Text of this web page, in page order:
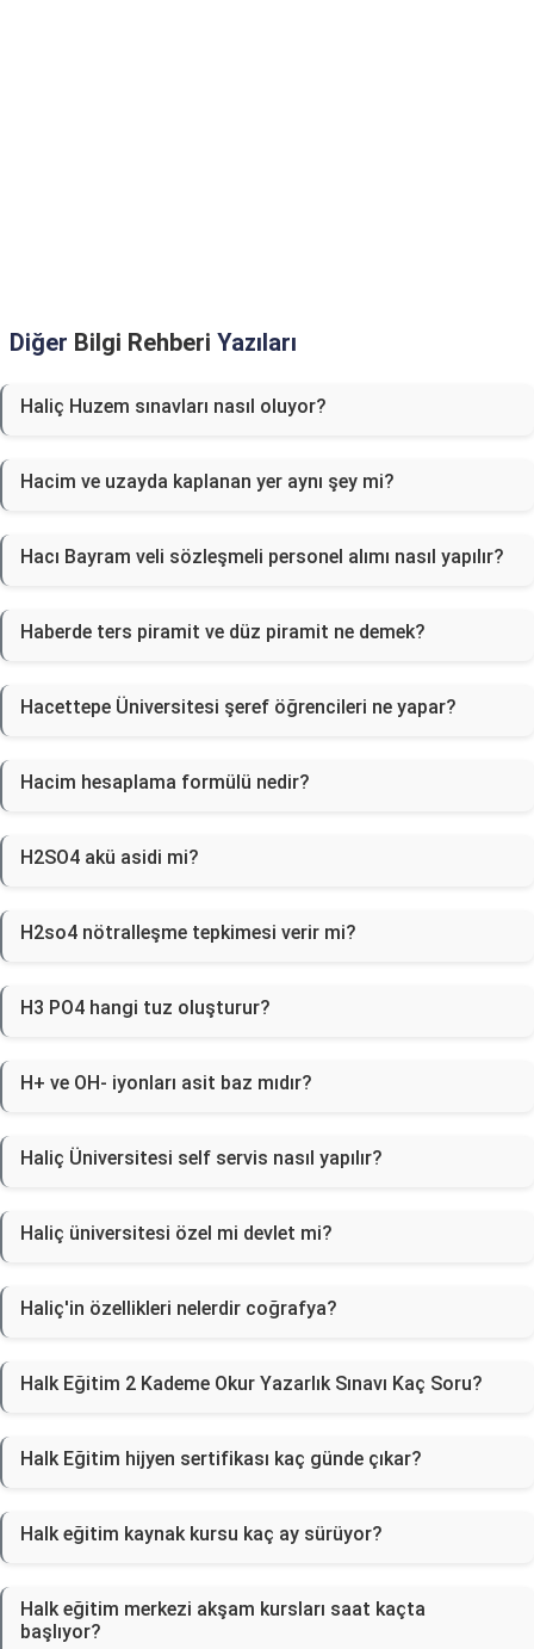
Diğer Bilgi Rehberi Yazıları
Haliç Huzem sınavları nasıl oluyor?
Hacim ve uzayda kaplanan yer aynı şey mi?
Hacı Bayram veli sözleşmeli personel alımı nasıl yapılır?
Haberde ters piramit ve düz piramit ne demek?
Hacettepe Üniversitesi şeref öğrencileri ne yapar?
Hacim hesaplama formülü nedir?
H2SO4 akü asidi mi?
H2so4 nötralleşme tepkimesi verir mi?
H3 PO4 hangi tuz oluşturur?
H+ ve OH- iyonları asit baz mıdır?
Haliç Üniversitesi self servis nasıl yapılır?
Haliç üniversitesi özel mi devlet mi?
Haliç'in özellikleri nelerdir coğrafya?
Halk Eğitim 2 Kademe Okur Yazarlık Sınavı Kaç Soru?
Halk Eğitim hijyen sertifikası kaç günde çıkar?
Halk eğitim kaynak kursu kaç ay sürüyor?
Halk eğitim merkezi akşam kursları saat kaçta
başlıyor?